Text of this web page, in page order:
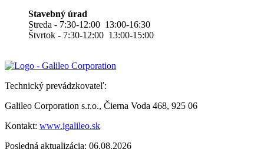
Stavebný úrad
Streda - 7:30-12:00 13:00-16:30
Štvrtok - 7:30-12:00 13:00-15:00
Technický prevádzkovateľ:
Galileo Corporation s.r.o., Čierna Voda 468, 925 06
Kontakt: www.igalileo.sk
Posledná aktualizácia: 06.08.2026